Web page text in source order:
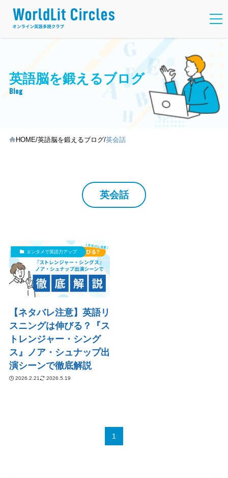
英語脳を鍛えるブログ
Blog
HOME 英語脳を鍛えるブログ 英会話
英会話
エンタメで英語力アップ
【ネタバレ注意】英語リ
スニングは伸びる？『ス
トレンジャー・シング
ス』ノア・シュナップ出
演シーンで徹底解説
2026.2.21 2026.5.19
1